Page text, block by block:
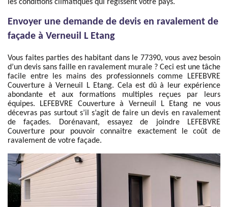
les conditions climatiques qui régissent votre pays.
Envoyer une demande de devis en ravalement de
façade à Verneuil L Etang
Vous faites parties des habitant dans le 77390, vous avez besoin
d’un devis sans faille en ravalement murale ? Ceci est une tâche
facile entre les mains des professionnels comme LEFEBVRE
Couverture à Verneuil L Etang. Cela est dû à leur expérience
abondante et aux formations multiples reçues par leurs
équipes. LEFEBVRE Couverture à Verneuil L Etang ne vous
décevras pas surtout s’il s’agit de faire un devis en ravalement
de façades. Dorénavant, essayez de joindre LEFEBVRE
Couverture pour pouvoir connaitre exactement le coût de
ravalement de votre façade.